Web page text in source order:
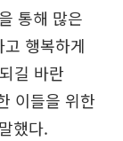
통해 많은
행복하게
길 바란
이들을 위한
했다.